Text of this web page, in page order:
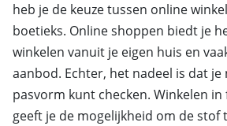
heb je de keuze tussen online
boetieks. Online shoppen biedt je
winkelen vanuit je eigen huis en
aanbod. Echter, het nadeel is dat
pasvorm kunt checken. Winkelen in
geeft je de mogelijkheid om de stof